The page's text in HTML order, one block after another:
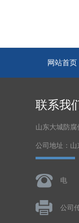
网站首页
联系我
山东大城防腐
公司地址：
电
公司